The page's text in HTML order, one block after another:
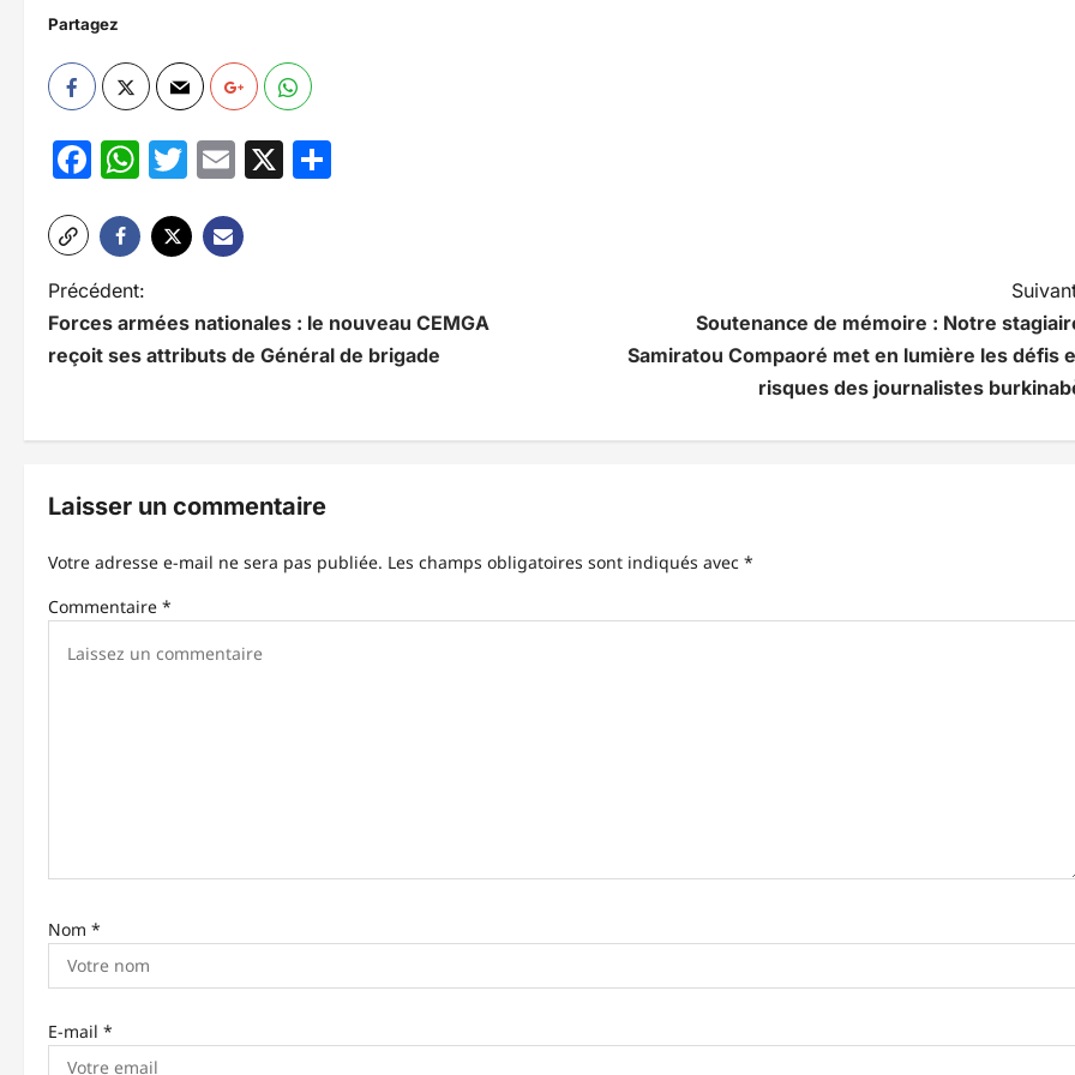
Partagez
Facebook
WhatsApp
Twitter
Email
X
N
a
a
t
i
i
c
l
Précédent:
Forces armées nationales : le nouveau CEMGA
reçoit ses attributs de Général de brigade
Soutenance de mémoire : Notre
Samiratou Compaoré met en lumière les défis
risques des journalistes
Laisser un commentaire
Votre adresse e-mail ne sera pas publiée. Les champs obligatoires sont indiqués avec *
Commentaire *
Nom *
E-mail *